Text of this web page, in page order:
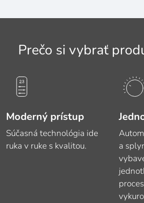
Prečo si vybrať
Moderný prístup
Súčasná technológia ide
ruka v ruke s kvalitou.
a